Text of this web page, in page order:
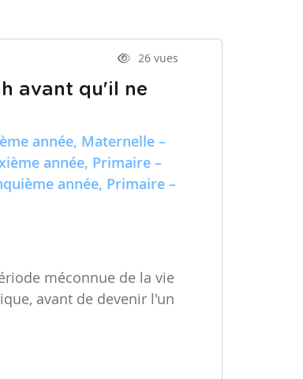
26 vues
avant qu'il ne
année, Maternelle –
année, Primaire –
année, Primaire –
méconnue de la vie
avant de devenir l'un